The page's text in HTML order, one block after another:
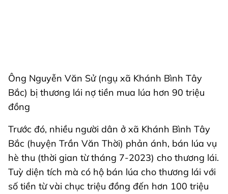
Ông Nguyễn Văn Sử (ngụ xã Khánh Bình Tây
Bắc) bị thương lái nợ tiền mua lúa hơn 90 triệu
đồng
Trước đó, nhiều người dân ở xã Khánh Bình Tây
Bắc (huyện Trần Văn Thời) phản ánh, bán lúa vụ
hè thu (thời gian từ tháng 7-2023) cho thương lái.
Tuỳ diện tích mà có hộ bán lúa cho thương lái với
số tiền từ vài chục triệu đồng đến hơn 100 triệu